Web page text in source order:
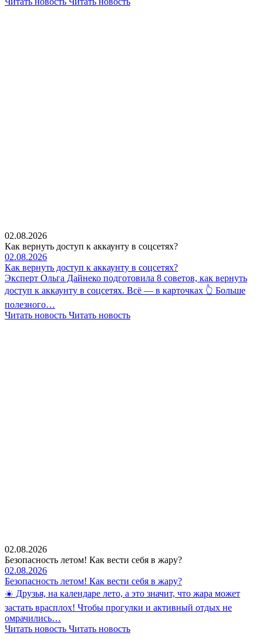
02.08.2026
Как вернуть доступ к аккаунту в соцсетях?
02.08.2026
Как вернуть доступ к аккаунту в соцсетях?
Эксперт Ольга Дайнеко подготовила 8 советов, как вернуть
доступ к аккаунту в соцсетях. Всё — в карточках 👆 Больше
полезного…
Читать новость Читать новость
02.08.2026
Безопасность летом! Как вести себя в жару?
02.08.2026
Безопасность летом! Как вести себя в жару?
☀️ Друзья, на календаре лето, а это значит, что жара может
застать врасплох! Чтобы прогулки и активный отдых не
омрачились…
Читать новость Читать новость